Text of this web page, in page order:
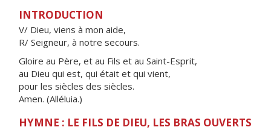
INTRODUCTION
V/ Dieu, viens à mon aide,
R/ Seigneur, à notre secours.
Gloire au Père, et au Fils et au Saint-Esprit,
au Dieu qui est, qui était et qui vient,
pour les siècles des siècles.
Amen. (Alléluia.)
HYMNE : LE FILS DE DIEU, LES BRAS OUVERTS